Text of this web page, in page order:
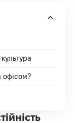
офісом?